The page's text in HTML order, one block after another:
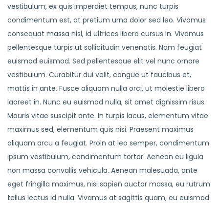
vestibulum, ex quis imperdiet tempus, nunc turpis
condimentum est, at pretium urna dolor sed leo. Vivamus
consequat massa nisl, id ultrices libero cursus in. Vivamus
pellentesque turpis ut sollicitudin venenatis. Nam feugiat
euismod euismod. Sed pellentesque elit vel nunc ornare
vestibulum. Curabitur dui velit, congue ut faucibus et,
mattis in ante. Fusce aliquam nulla orci, ut molestie libero
laoreet in. Nunc eu euismod nulla, sit amet dignissim risus.
Mauris vitae suscipit ante. In turpis lacus, elementum vitae
maximus sed, elementum quis nisi. Praesent maximus
aliquam arcu a feugiat. Proin at leo semper, condimentum
ipsum vestibulum, condimentum tortor. Aenean eu ligula
non massa convallis vehicula. Aenean malesuada, ante
eget fringilla maximus, nisi sapien auctor massa, eu rutrum
tellus lectus id nulla. Vivamus at sagittis quam, eu euismod